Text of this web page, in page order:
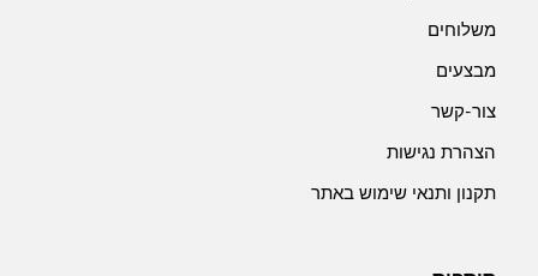
משלוחים
מבצעים
צור-קשר
הצהרת נגישות
תקנון ותנאי שימוש באתר